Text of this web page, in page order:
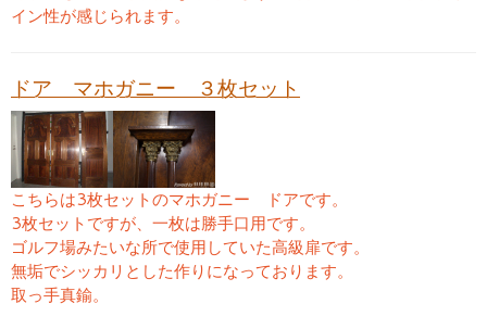
イン性が感じられます。
ドア マホガニー ３枚セット
こちらは3枚セットのマホガニー ドアです。
3枚セットですが、一枚は勝手口用です。
ゴルフ場みたいな所で使用していた高級扉です。
無垢でシッカリとした作りになっております。
取っ手真鍮。